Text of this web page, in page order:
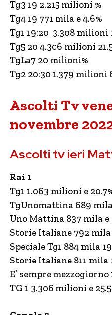
Tg3 19 2.215 milioni %
Tg4 19 771 mila e 4.6%
Tg1 19:20 3.308 milioni
Tg5 20 4.306 milioni
TgLa7 20 milioni%
Tg2 20:30 1.379 milioni
Ascolti Tv
novembre
Ascolti tv ieri
Rai 1
Tg1 1.063 milioni e
TgUnomattina 689 mila
Uno Mattina 837 mila e
Storie Italiane 792 mila
Speciale Tg1 884 mila
Storie Italiane 811 mila
E’ sempre mezzogiorno
TG 1 3.306 milioni e